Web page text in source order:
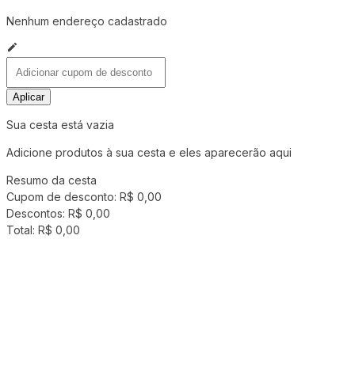
Nenhum endereço cadastrado
Aplicar
Sua cesta está vazia
Adicione produtos à sua cesta e eles aparecerão aqui
Resumo da cesta
Cupom de desconto: R$ 0,00
Descontos: R$ 0,00
Total: R$ 0,00